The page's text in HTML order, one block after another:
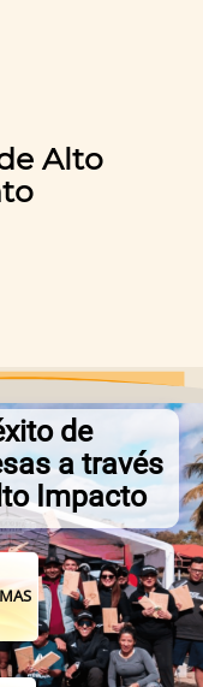
Alto
de
a través
Impacto